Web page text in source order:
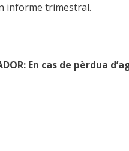
informe trimestral.
En cas de pèrdua